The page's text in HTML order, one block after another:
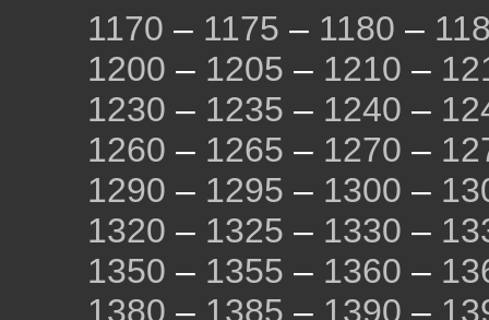
1170 – 1175 – 1180 –
1200 – 1205 – 1210 –
1230 – 1235 – 1240 –
1260 – 1265 – 1270 –
1290 – 1295 – 1300 –
1320 – 1325 – 1330 –
1350 – 1355 – 1360 –
1380 – 1385 – 1390 –